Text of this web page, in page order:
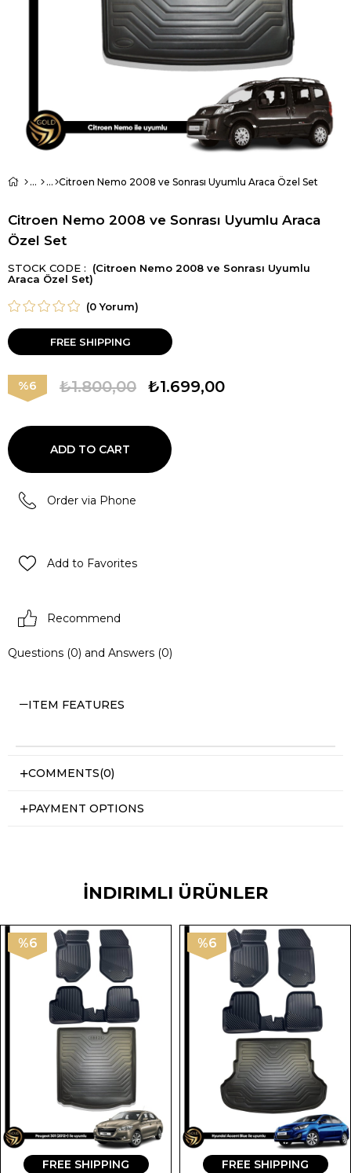
Citroen Nemo 2008 ve Sonrası Uyumlu Araca Özel Set
Citroen Nemo 2008 ve Sonrası Uyumlu Araca
Özel Set
STOCK CODE
(Citroen Nemo 2008 ve Sonrası Uyumlu
Araca Özel Set)
(0 Yorum)
FREE SHIPPING
6 ₺1.800,00 ₺1.699,00
Order via Phone
Add to Favorites
Recommend
Questions (0) and Answers (0)
ITEM FEATURES
COMMENTS(0)
PAYMENT OPTIONS
İNDIRIMLI ÜRÜNLER
%6
FREE SHIPPING
%6
FREE SHIPPING